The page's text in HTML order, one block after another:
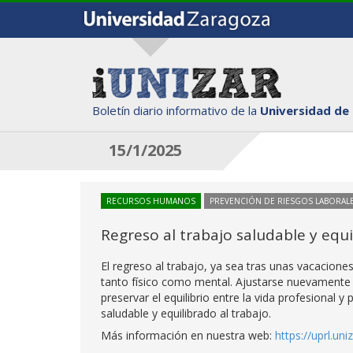
Boletín diario informativo de la Universidad
15/1/2025
RECURSOS HUMANOS PREVENCIÓN DE RIESGOS
Regreso al trabajo saludable y
El regreso al trabajo, ya sea tras unas
tanto físico como mental. Ajustarse
preservar el equilibrio entre la vida profesional
saludable y equilibrado al trabajo.
Más información en nuestra web: https://